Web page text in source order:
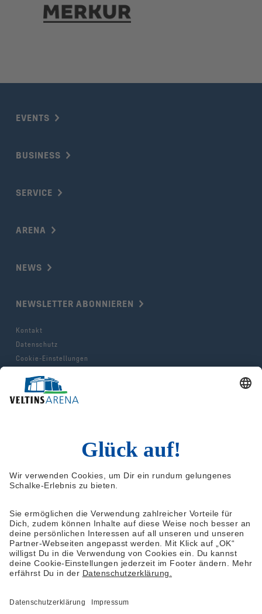
EVENTS
BUSINESS
SERVICE
ARENA
NEWS
NEWSLETTER ABONNIEREN
Kontakt
Datenschutz
Cookie-Einstellungen
AGB & Hausordnung
© 2025 FC Gelsenkirchen-Schalke e.V.